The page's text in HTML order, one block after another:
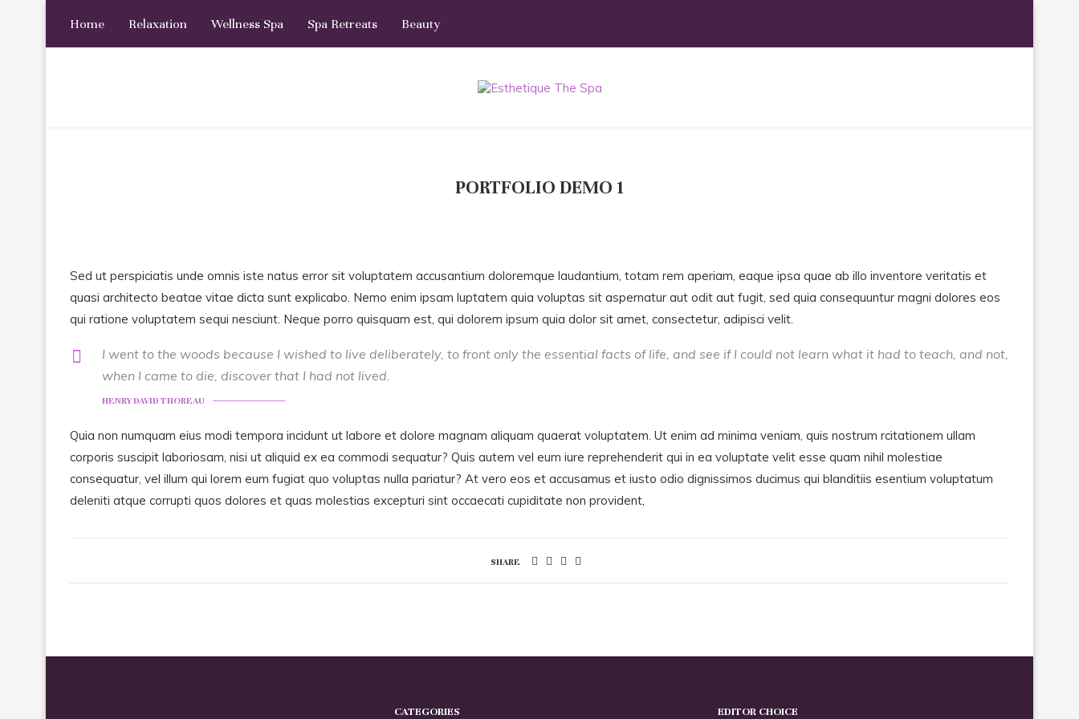
Home Relaxation Wellness Spa Spa Retreats Beauty
PORTFOLIO DEMO 1
Sed ut perspiciatis unde omnis iste natus error sit voluptatem accusantium doloremque laudantium, totam rem aperiam, eaque ipsa quae ab illo inventore veritatis et
quasi architecto beatae vitae dicta sunt explicabo. Nemo enim ipsam luptatem quia voluptas sit aspernatur aut odit aut fugit, sed quia consequuntur magni dolores eos
qui ratione voluptatem sequi nesciunt. Neque porro quisquam est, qui dolorem ipsum quia dolor sit amet, consectetur, adipisci velit.
I went to the woods because I wished to live deliberately, to front only the essential facts of life, and see if I could not learn what it had to teach, and not,
when I came to die, discover that I had not lived.
HENRY DAVID THOREAU
Quia non numquam eius modi tempora incidunt ut labore et dolore magnam aliquam quaerat voluptatem. Ut enim ad minima veniam, quis nostrum rcitationem ullam
corporis suscipit laboriosam, nisi ut aliquid ex ea commodi sequatur? Quis autem vel eum iure reprehenderit qui in ea voluptate velit esse quam nihil molestiae
consequatur, vel illum qui lorem eum fugiat quo voluptas nulla pariatur? At vero eos et accusamus et iusto odio dignissimos ducimus qui blanditiis esentium voluptatum
deleniti atque corrupti quos dolores et quas molestias excepturi sint occaecati cupiditate non provident,
SHARE
CATEGORIES EDITOR CHOICE